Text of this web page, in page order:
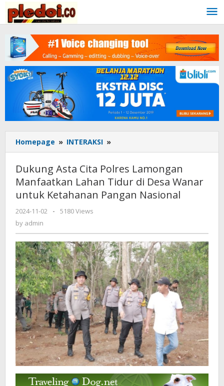
content
Homepage » INTERAKSI »
Asta
Cita
Polres
Lamongan
Manfaatkan
Desa
Wanar
untuk
Ketahanan
Pangan
Nasional
Dukung Asta Cita Polres Lamongan
Manfaatkan Lahan Tidur di Desa Wanar
untuk Ketahanan Pangan Nasional
2024-11-02
by
-
5180 Views
by admin